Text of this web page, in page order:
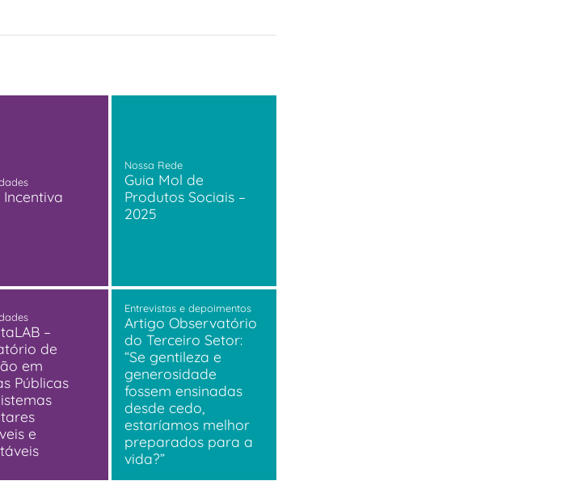
Incentiva
Nossa Rede
Guia Mol de
Produtos Sociais –
2025
–
de
em
Públicas
e
Entrevistas e depoimentos
Artigo Observatório
do Terceiro Setor:
“Se gentileza e
generosidade
fossem ensinadas
desde cedo,
estaríamos melhor
preparados para a
vida?”